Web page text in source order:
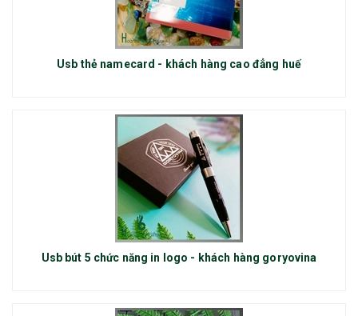
Usb thẻ namecard - khách hàng cao đẳng huế
Usb bút 5 chức năng in logo - khách hàng goryovina